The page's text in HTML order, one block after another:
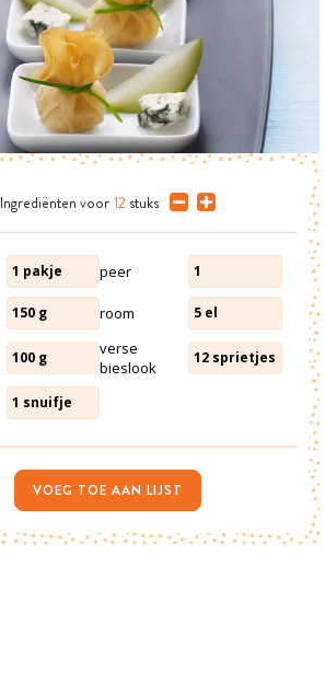
Ingrediënten voor 12 stuks
1 pakje peer 1
150 g room 5 el
100 g
verse
bieslook
12 sprietjes
1 snuifje
VOEG TOE AAN LIJST